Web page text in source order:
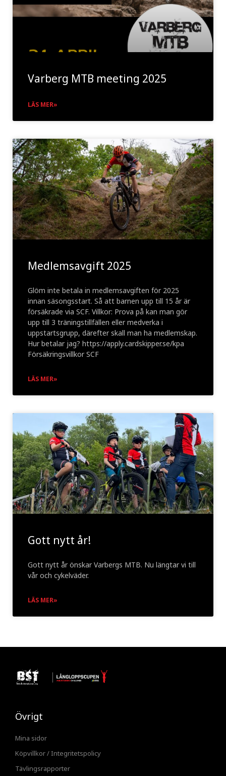
Varberg MTB meeting 2025
LÄS MER»
Medlemsavgift 2025
Glöm inte betala in medlemsavgiften för 2025
innan säsongsstart. Så att barnen upp till 15 år är
försäkrade via SCF. Villkor: Prova på kan man gör
upp till 3 träningstillfällen eller medverka i
uppstartsgrupp, därefter skall man ha medlemskap.
Hur betalar jag? https://apply.cardskipper.se/kpa
Försäkringsvillkor SCF
LÄS MER»
Gott nytt år!
Gott nytt år önskar Varbergs MTB. Nu längtar vi till
vår och cykelväder.
LÄS MER»
Övrigt
Mina sidor
Köpvillkor / Integritetspolicy
Tävlingsrapporter